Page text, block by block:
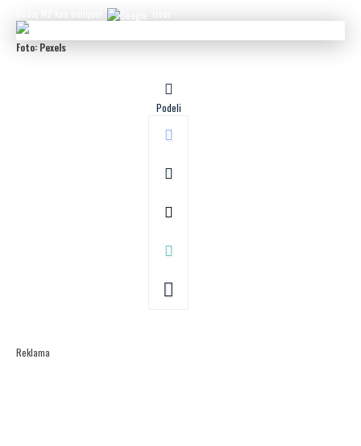
Foto: Pexels
Podeli
Reklama